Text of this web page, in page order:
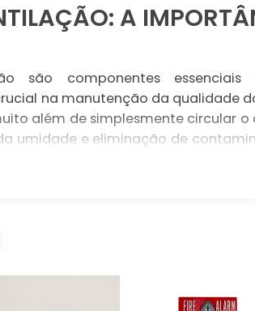
A
são componentes essenciais
na manutenção da qualidade
além de simplesmente circular o
umidade e eliminação de
empresas que visam otimizar
problemas de saúde para os
lojas e industriais, isso pode
dos funcionários. Portanto, a
uma questão de normatização,